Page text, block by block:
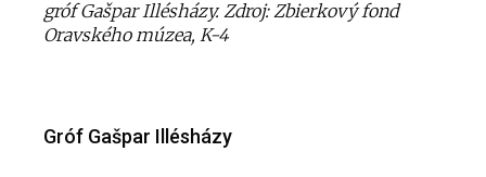
gróf Gašpar Illésházy. Zdroj: Zbierkový fond
Oravského múzea, K-4
Gróf Gašpar Illésházy